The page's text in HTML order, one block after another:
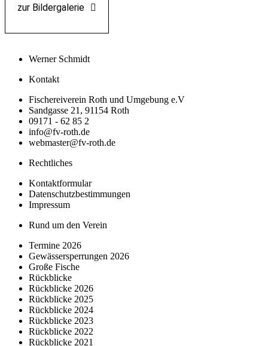
zur Bildergalerie
Werner Schmidt
Kontakt
Fischereiverein Roth und Umgebung e.V
Sandgasse 21, 91154 Roth
09171 - 62 85 2
info@fv-roth.de
webmaster@fv-roth.de
Rechtliches
Kontaktformular
Datenschutzbestimmungen
Impressum
Rund um den Verein
Termine 2026
Gewässersperrungen 2026
Große Fische
Rückblicke
Rückblicke 2026
Rückblicke 2025
Rückblicke 2024
Rückblicke 2023
Rückblicke 2022
Rückblicke 2021